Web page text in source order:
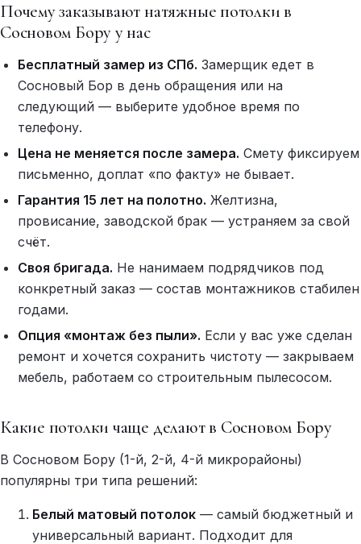
Почему заказывают натяжные потолки в
Сосновом Бору у нас
Бесплатный замер из СПб. Замерщик едет в
Сосновый Бор в день обращения или на
следующий — выберите удобное время по
телефону.
Цена не меняется после замера. Смету фиксируем
письменно, доплат «по факту» не бывает.
Гарантия 15 лет на полотно. Желтизна,
провисание, заводской брак — устраняем за свой
счёт.
Своя бригада. Не нанимаем подрядчиков под
конкретный заказ — состав монтажников стабилен
годами.
Опция «монтаж без пыли». Если у вас уже сделан
ремонт и хочется сохранить чистоту — закрываем
мебель, работаем со строительным пылесосом.
Какие потолки чаще делают в Сосновом Бору
В Сосновом Бору (1-й, 2-й, 4-й микрорайоны)
популярны три типа решений:
Белый матовый потолок — самый бюджетный и
универсальный вариант. Подходит для